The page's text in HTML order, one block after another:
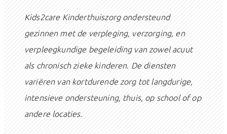
Kids2care Kinderthuiszorg ondersteund
gezinnen met de verpleging, verzorging, en
verpleegkundige begeleiding van zowel acuut
als chronisch zieke kinderen. De diensten
variëren van kortdurende zorg tot langdurige,
intensieve ondersteuning, thuis, op school of op
andere locaties.